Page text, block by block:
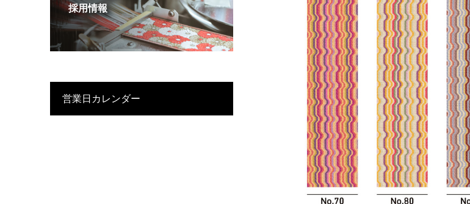
採用情報
営業日カレンダー